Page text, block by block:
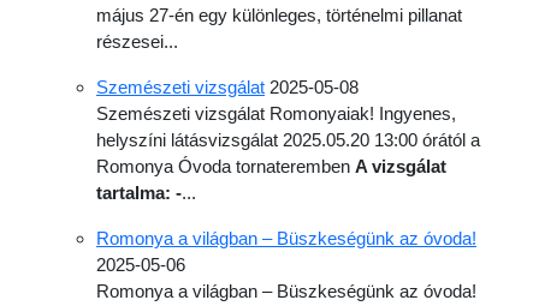
május 27-én egy különleges, történelmi pillanat
részesei...
Szemészeti vizsgálat 2025-05-08
Szemészeti vizsgálat Romonyaiak! Ingyenes,
helyszíni látásvizsgálat 2025.05.20 13:00 órától a
Romonya Óvoda tornateremben A vizsgálat
tartalma: -...
Romonya a világban – Büszkeségünk az óvoda!
2025-05-06
Romonya a világban – Büszkeségünk az óvoda!